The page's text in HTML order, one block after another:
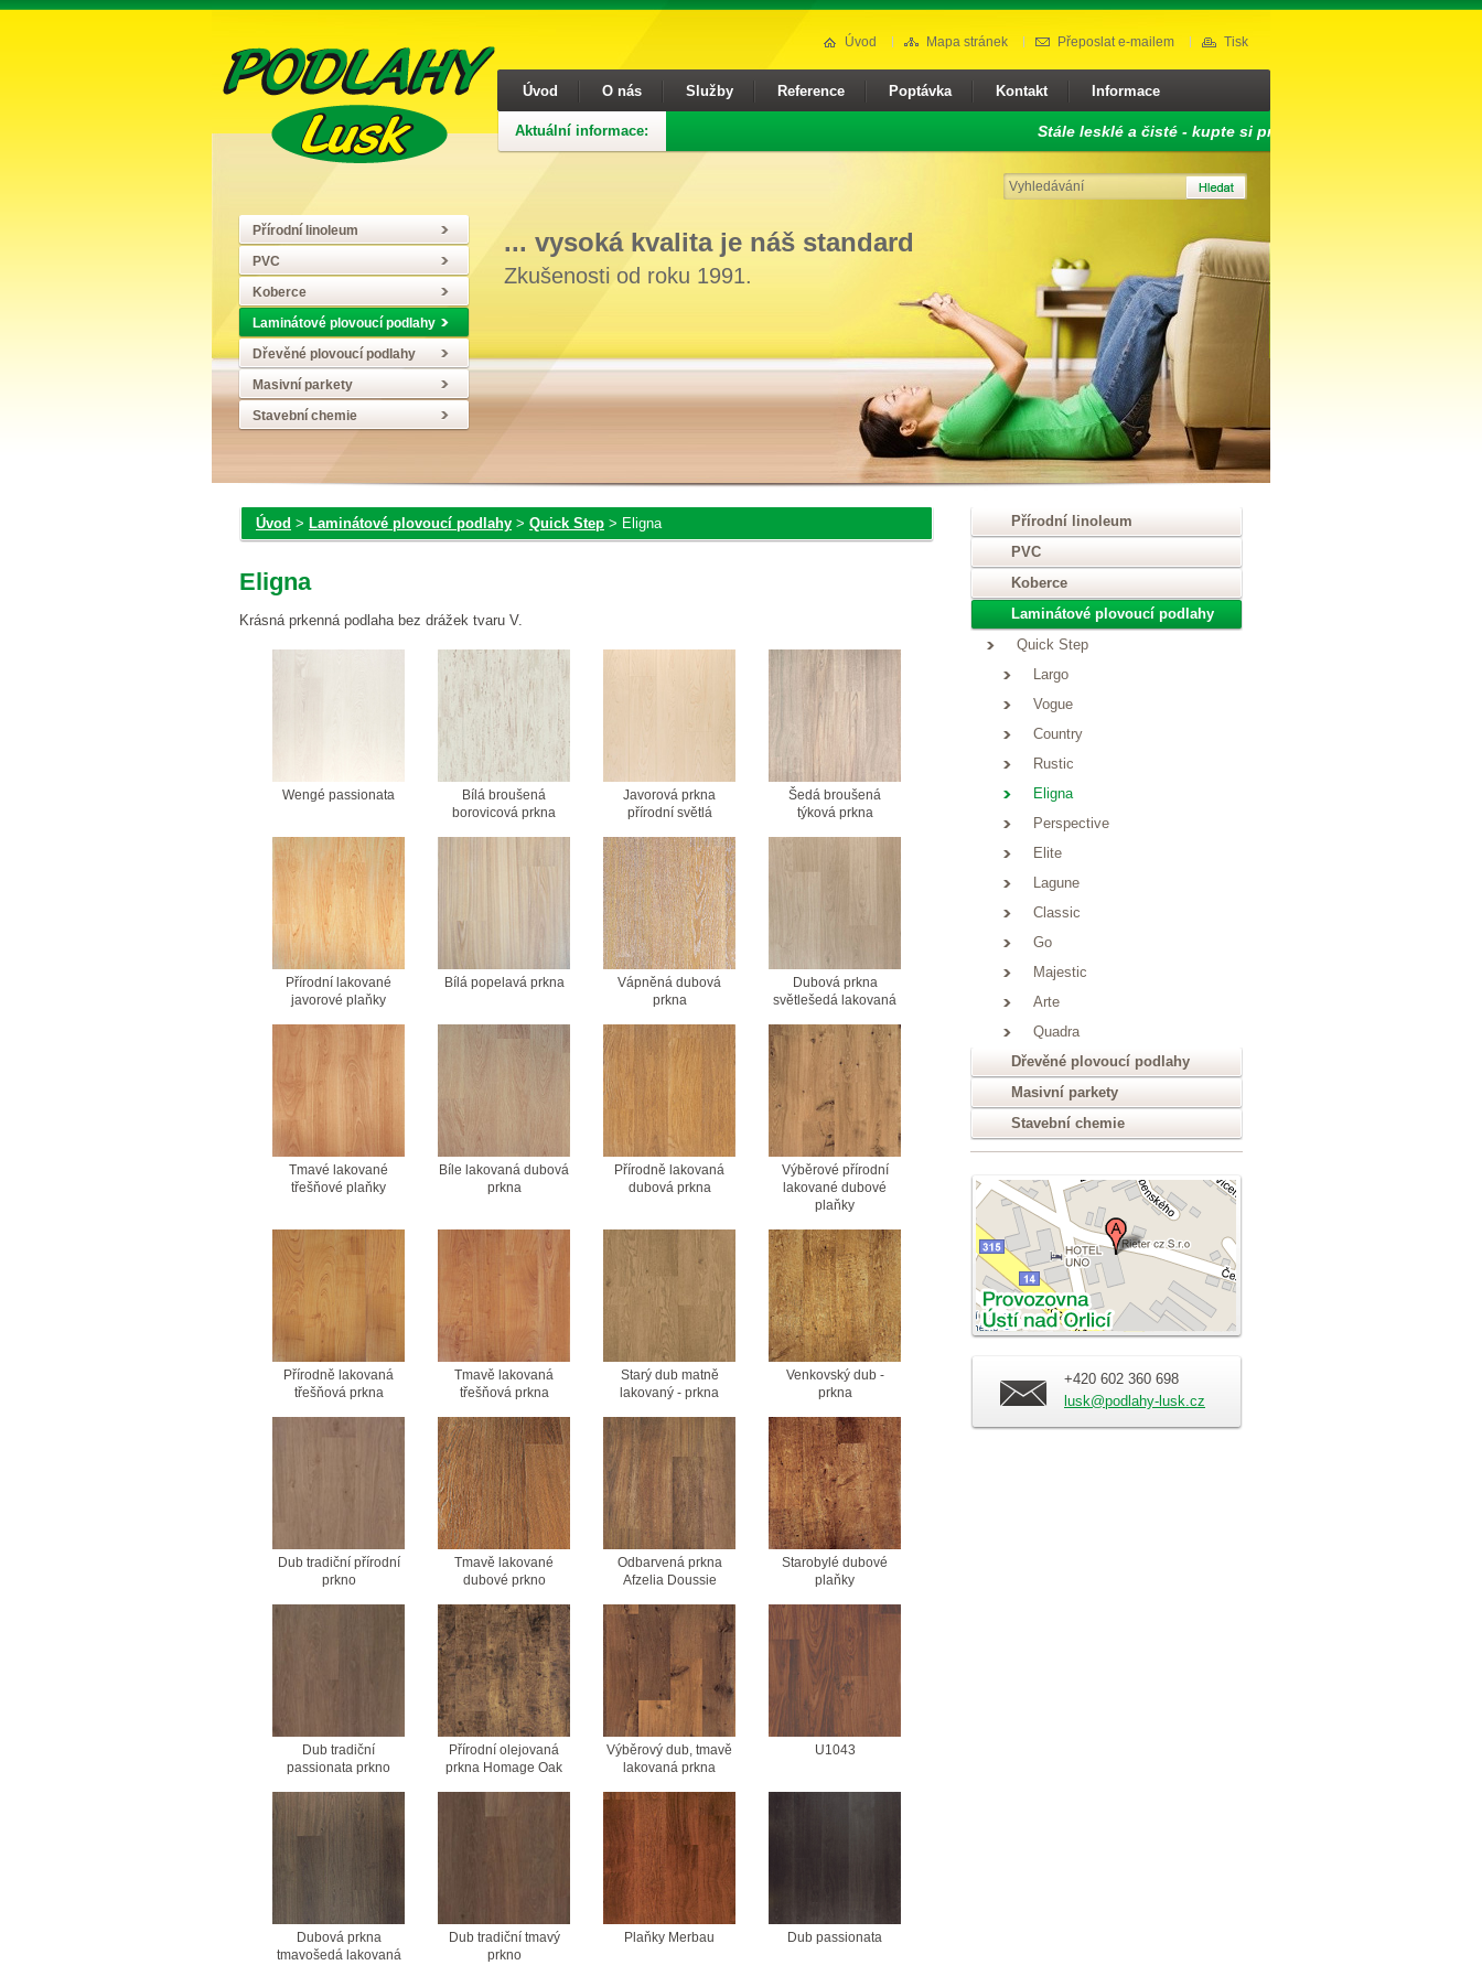
Úvod Mapa stránek Přeposlat e-mailem Tisk
Úvod O nás Služby Reference Poptávka Kontakt Informace
Aktuální informace: Stále lesklé a čisté - kupte si profesionální čistící prostředky
odvlhčovačů.
Využijte služby naší půjčovny nářadí, odvlhčovačů za
... vysoká kvalita je náš standard
Zkušenosti od roku 1991.
Přírodní linoleum
PVC
Koberce
Laminátové plovoucí podlahy
Dřevěné plovoucí podlahy
Masivní parkety
Stavební chemie
Úvod > Laminátové plovoucí podlahy > Quick Step > Eligna
Eligna
Krásná prkenná podlaha bez drážek tvaru V.
Wengé passionata
Bílá broušená
borovicová prkna
Javorová prkna
přírodní světlá
Šedá broušená
týková prkna
Přírodní lakované
javorové plaňky
Bílá popelavá prkna
Vápněná dubová
prkna
Dubová prkna
světlešedá lakovaná
Tmavé lakované
třešňové plaňky
Bíle lakovaná dubová
prkna
Přírodně lakovaná
dubová prkna
Výběrové přírodní
lakované dubové
plaňky
Přírodně lakovaná
třešňová prkna
Tmavě lakovaná
třešňová prkna
Starý dub matně
lakovaný - prkna
Venkovský dub -
prkna
Dub tradiční přírodní
prkno
Tmavě lakované
dubové prkno
Odbarvená prkna
Afzelia Doussie
Starobylé dubové
plaňky
Dub tradiční
passionata prkno
Přírodní olejovaná
prkna Homage Oak
Výběrový dub, tmavě
lakovaná prkna
U1043
Dubová prkna
tmavošedá lakovaná
Dub tradiční tmavý
prkno
Plaňky Merbau Dub passionata
Přírodní linoleum
PVC
Koberce
Laminátové plovoucí podlahy
Quick Step
Largo
Vogue
Country
Rustic
Eligna
Perspective
Elite
Lagune
Classic
Go
Majestic
Arte
Quadra
Dřevěné plovoucí podlahy
Masivní parkety
Stavební chemie
+420 602 360 698
lusk@podlahy-lusk.cz